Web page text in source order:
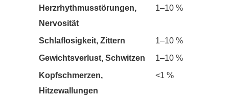
Herzrhythmusstörungen,
Nervosität
1–10 %
Schlaflosigkeit, Zittern
1–10 %
Gewichtsverlust, Schwitzen
1–10 %
Kopfschmerzen,
Hitzewallungen
<1 %